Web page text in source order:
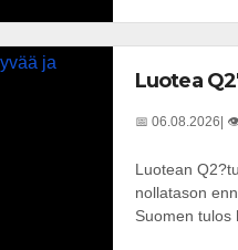
Luotea
📅 06.08.2026 |
Luotean
nollatason
Suomen tulos